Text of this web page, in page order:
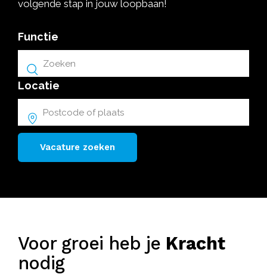
volgende stap in jouw loopbaan!
Functie
Locatie
Vacature zoeken
Voor groei heb je Kracht
nodig